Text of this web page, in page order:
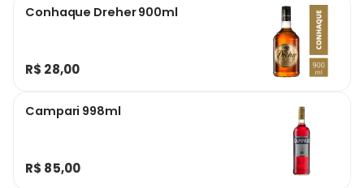
Conhaque Dreher 900ml
R$ 28,00
Campari 998ml
R$ 85,00